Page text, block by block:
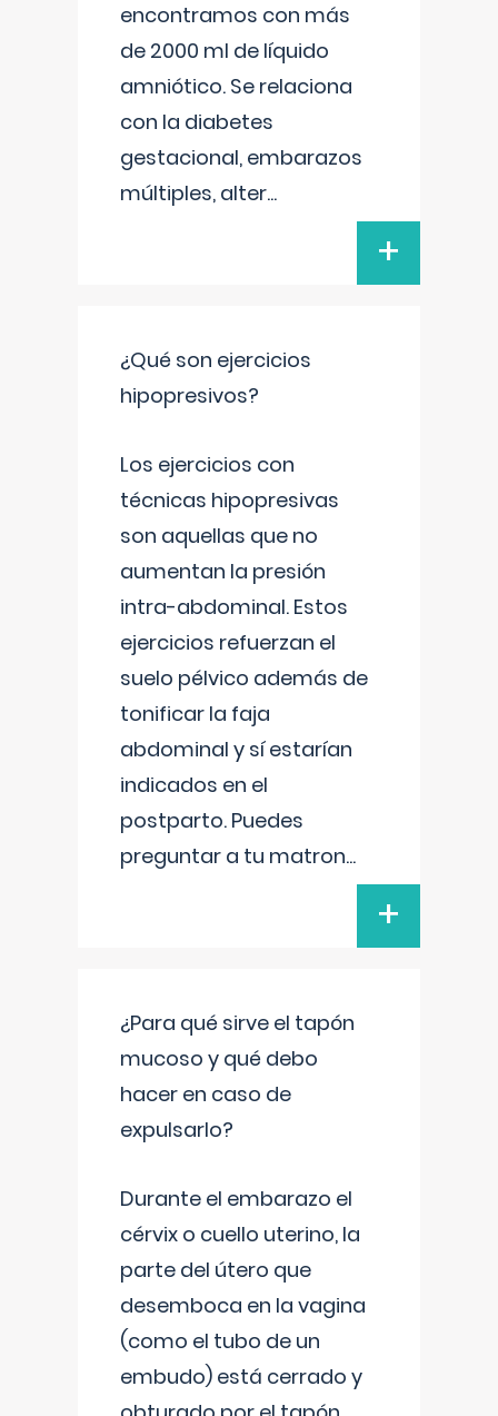
encontramos con más
de 2000 ml de líquido
amniótico. Se relaciona
con la diabetes
gestacional, embarazos
múltiples, alter...
+
¿Qué son ejercicios
hipopresivos?
Los ejercicios con
técnicas hipopresivas
son aquellas que no
aumentan la presión
intra-abdominal. Estos
ejercicios refuerzan el
suelo pélvico además de
tonificar la faja
abdominal y sí estarían
indicados en el
postparto. Puedes
preguntar a tu matron...
+
¿Para qué sirve el tapón
mucoso y qué debo
hacer en caso de
expulsarlo?
Durante el embarazo el
cérvix o cuello uterino, la
parte del útero que
desemboca en la vagina
(como el tubo de un
embudo) está cerrado y